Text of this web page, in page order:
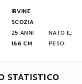
IRVINE
SCOZIA
25 ANNI NATO IL:
166 CM PESO:
STATISTICO